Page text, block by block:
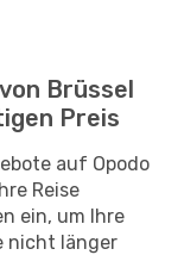
Brüssel
Preis
auf Opodo
Reise
ein, um Ihre
nicht länger